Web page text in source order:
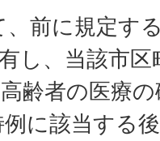
前に規定す
し、当該市
齢者の医療
に該当する